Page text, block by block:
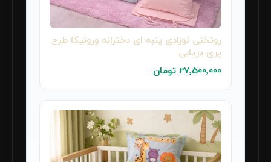
روتختی نوزادی پنبه ای دخترانه ورونیکا طرح
پری دریایی
27٬500٬000 تومان